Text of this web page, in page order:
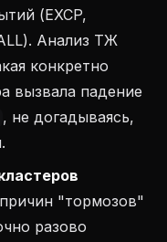
(EXCP,
Анализ ТЖ
конкретно
вызвала падение
, не догадываясь,
"тормозов"
разово